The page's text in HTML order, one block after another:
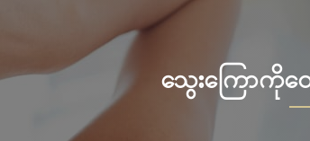
သွေးကြောကို